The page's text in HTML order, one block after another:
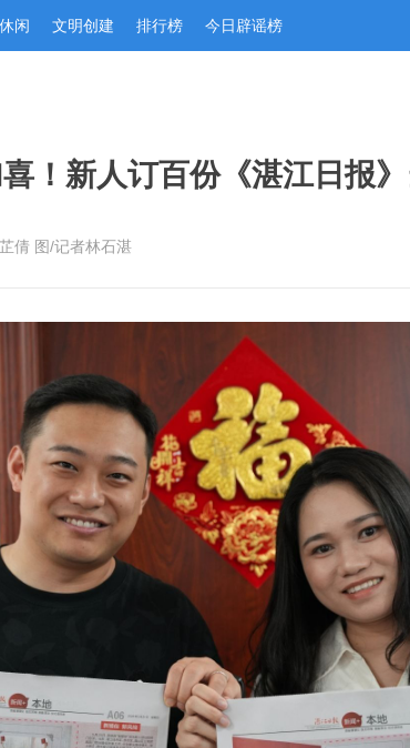
休闲 文明创建 排行榜 今日辟谣榜
！新人订百份《湛江日报
倩 图/记者林石湛